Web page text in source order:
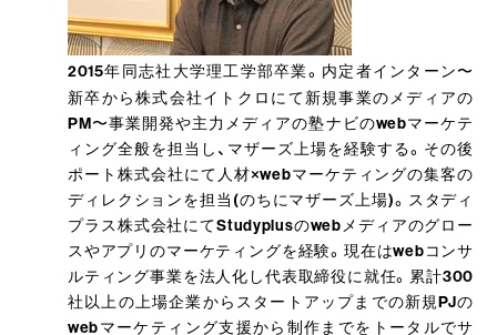
2015年同志社大学理工学部卒業。内定者インターン〜
新卒から株式会社イトクロにて新規事業のメディアの
PM〜事業開発や主力メディアの塾ナビのwebマーケテ
ィング全般を担当し、マザーズ上場を経験する。その後
ポート株式会社にて人材×webマーケティングの集客の
ディレクションを担当(のちにマザーズ上場)。スタディ
プラス株式会社にてStudyplusのwebメディアのグロー
スやアプリのマーケティングを経験。現在はwebコンサ
ルティング事業を法人化し代表取締役に就任。累計300
社以上の上場企業からスタートアップまでの新規PJの
webマーケティング支援から制作までをトータルでサ